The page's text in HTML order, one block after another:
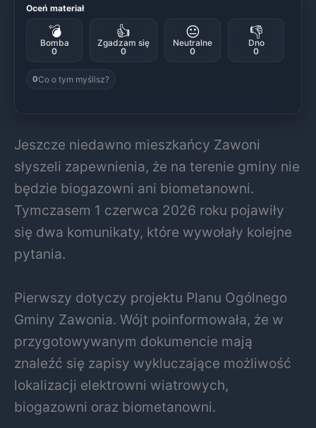
Oceń materiał
💣
Bomba
0
👍
Zgadzam się
0
😐
Neutralne
0
👎
Dno
0
0Co o tym myślisz?
Jeszcze niedawno mieszkańcy Zawoni
słyszeli zapewnienia, że na terenie gminy nie
będzie biogazowni ani biometanowni.
Tymczasem 1 czerwca 2026 roku pojawiły
się dwa komunikaty, które wywołały kolejne
pytania.
Pierwszy dotyczy projektu Planu Ogólnego
Gminy Zawonia. Wójt poinformowała, że w
przygotowywanym dokumencie mają
znaleźć się zapisy wykluczające możliwość
lokalizacji elektrowni wiatrowych,
biogazowni oraz biometanowni.